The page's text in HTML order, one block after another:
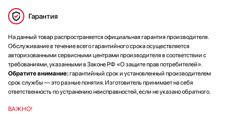
Гарантия
На данный товар распространяется официальная гарантия производителя.
Обслуживание в течение всего гарантийного срока осуществляется
авторизованными сервисными центрами производителя в соответствии с
требованиями, указанными в Законе РФ «О защите прав потребителей».
Обратите внимание:гарантийный срок и установленный производителем
срок службы — это разные понятия. Изготовитель принимает на себя
ответственность по устранению неисправностей, если не указано обратного.
ВАЖНО!